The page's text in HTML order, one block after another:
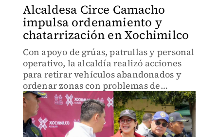
Alcaldesa Circe Camacho
impulsa ordenamiento y
chatarrización en Xochimilco
Con apoyo de grúas, patrullas y personal
operativo, la alcaldía realizó acciones
para retirar vehículos abandonados y
ordenar zonas con problemas de
movilidad.